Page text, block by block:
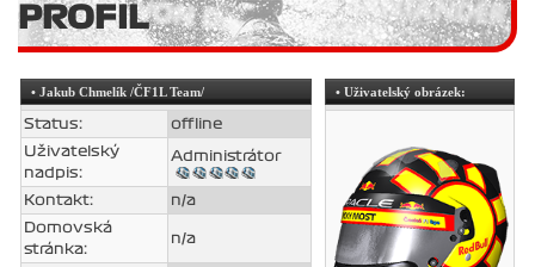
PROFIL
• Jakub Chmelík /ČF1L Team/
Status:
offline
Uživatelský
nadpis:
Administrátor
Kontakt:
n/a
Domovská
stránka:
n/a
• Uživatelský obrázek: